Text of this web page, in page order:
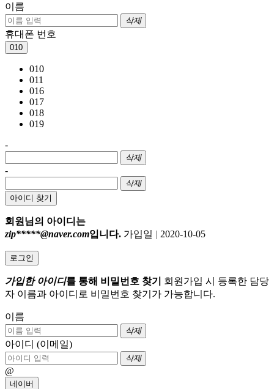
이름
삭제
휴대폰 번호
010
010
011
016
017
018
019
-
삭제
-
삭제
아이디 찾기
회원님의 아이디는
zip*****@naver.com입니다. 가입일 | 2020-10-05
로그인
가입한 아이디를 통해 비밀번호 찾기
회원가입 시 등록한 담당
자 이름과 아이디로 비밀번호 찾기가 가능합니다.
이름
삭제
아이디 (이메일)
삭제
@
네이버